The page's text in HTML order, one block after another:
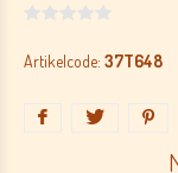
Artikelcode: 37T648